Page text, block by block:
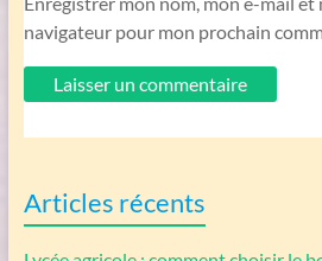
navigateur pour mon prochain
Articles récents